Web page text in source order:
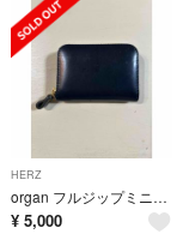
HERZ
organ フルジップミニ財布
¥ 5,000